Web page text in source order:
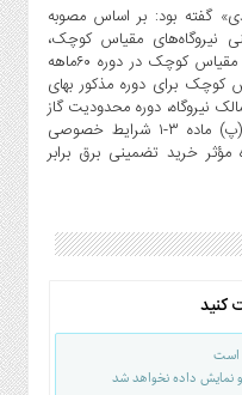
گفته بود: بر اساس مصوبه
نیروگاه‌های مقیاس کوچک،
چنانچه محدودیتی در تحویل گاز نیروگاه مقیاس کوچک در دوره ۶۰ماهه
کوچک برای دوره مذکور بهای
نیروگاه، دوره محدودیت گاز
به دوره خرید تضمینی برق موضوع‌بند (پ) ماده ۳-١ شرایط خصوصی
مؤثر خرید تضمینی برق برابر
کنید
است
نمایش داده نخواهد شد